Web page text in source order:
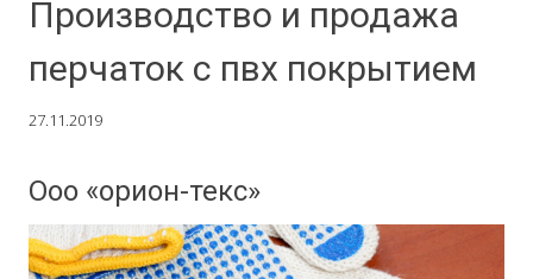
Производство и продажа
перчаток с пвх покрытием
27.11.2019
Ооо «орион-текс»